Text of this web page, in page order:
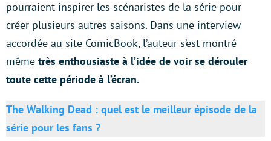
pourraient inspirer les scénaristes de la série pour
créer plusieurs autres saisons. Dans une interview
accordée au site ComicBook, l’auteur s’est montré
même très enthousiaste à l’idée de voir se dérouler
toute cette période à l’écran.
The Walking Dead : quel est le meilleur épisode de la
série pour les fans ?